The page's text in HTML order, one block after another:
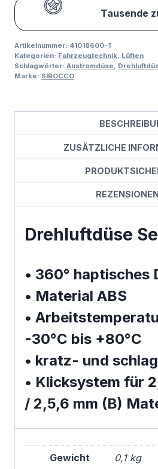
Tausende
Artikelnummer: 41018600-1
Kategorien: Fahrzeugtechnik, Lüften
Schlagwörter: Austromdüse,
Marke: SIROCCO
ZUSÄTZLICHE
Drehluftdüse
• 360° haptisches
• Material ABS
•
-30°C bis +80°C
• kratz- und
• Klicksystem für
/ 2,5,6 mm (B)
Gewicht 0,1 kg